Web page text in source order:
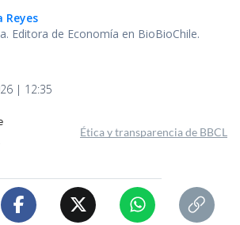
Reyes
Editora de Economía en BioBioChile.
| 12:35
Ética y transparencia de BBCL